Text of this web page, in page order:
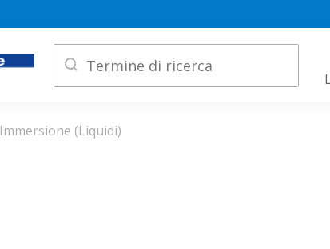
Immersione (Liquidi)